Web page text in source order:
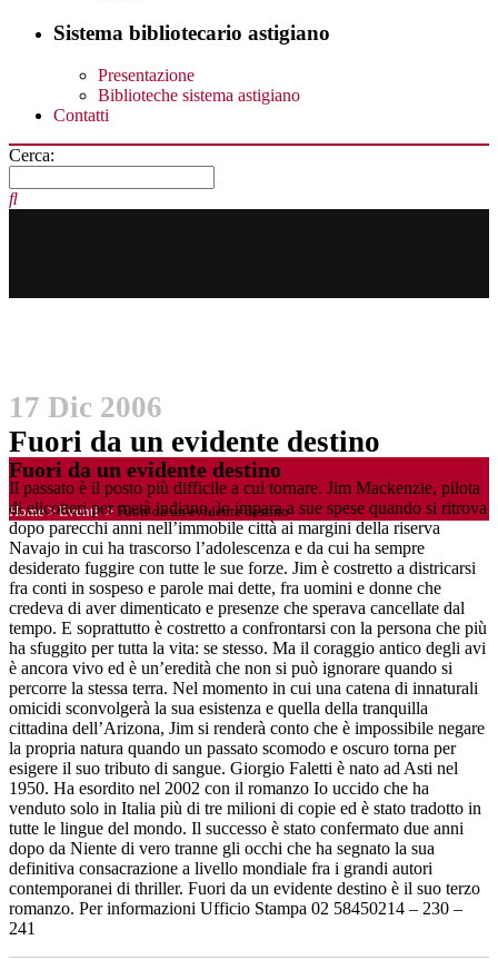
Sistema bibliotecario astigiano
Presentazione
Biblioteche sistema astigiano
Contatti
Cerca:
Fuori da un evidente destino
Home>Eventi >Fuori da un evidente destino
17 Dic 2006
Fuori da un evidente destino
Il passato è il posto più difficile a cui tornare. Jim Mackenzie, pilota
di elicotteri per metà indiano, lo impara a sue spese quando si ritrova
dopo parecchi anni nell’immobile città ai margini della riserva
Navajo in cui ha trascorso l’adolescenza e da cui ha sempre
desiderato fuggire con tutte le sue forze. Jim è costretto a districarsi
fra conti in sospeso e parole mai dette, fra uomini e donne che
credeva di aver dimenticato e presenze che sperava cancellate dal
tempo. E soprattutto è costretto a confrontarsi con la persona che più
ha sfuggito per tutta la vita: se stesso. Ma il coraggio antico degli avi
è ancora vivo ed è un’eredità che non si può ignorare quando si
percorre la stessa terra. Nel momento in cui una catena di innaturali
omicidi sconvolgerà la sua esistenza e quella della tranquilla
cittadina dell’Arizona, Jim si renderà conto che è impossibile negare
la propria natura quando un passato scomodo e oscuro torna per
esigere il suo tributo di sangue. Giorgio Faletti è nato ad Asti nel
1950. Ha esordito nel 2002 con il romanzo Io uccido che ha
venduto solo in Italia più di tre milioni di copie ed è stato tradotto in
tutte le lingue del mondo. Il successo è stato confermato due anni
dopo da Niente di vero tranne gli occhi che ha segnato la sua
definitiva consacrazione a livello mondiale fra i grandi autori
contemporanei di thriller. Fuori da un evidente destino è il suo terzo
romanzo. Per informazioni Ufficio Stampa 02 58450214 – 230 –
241